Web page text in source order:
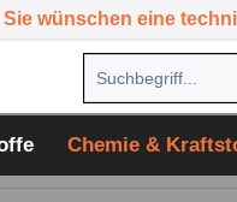
Sie wünschen eine
Chemie &